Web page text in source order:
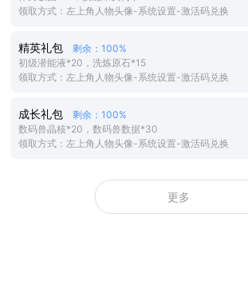
领取方式：左上角人物头像-系统设置-激活码兑换
精英礼包
剩余：100%
初级潜能液*20，洗炼原石*15
领取方式：左上角人物头像-系统设置-激活码兑换
成长礼包
剩余：100%
数码兽晶核*20，数码兽数据*30
领取方式：左上角人物头像-系统设置-激活码兑换
更多